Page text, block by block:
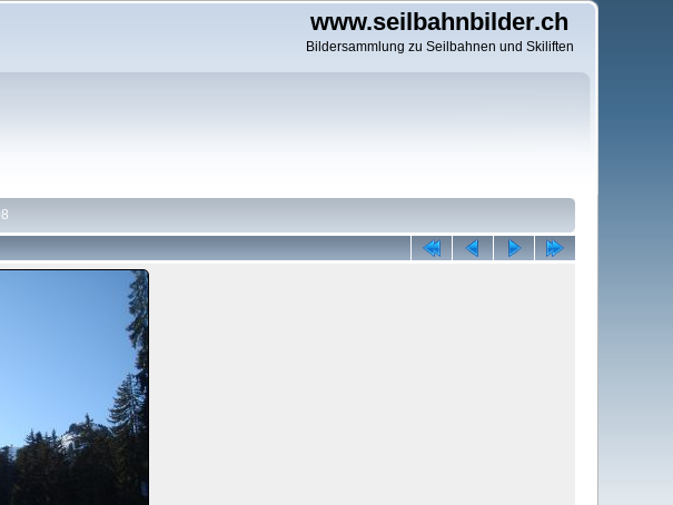
www.seilbahnbilder.ch
Bildersammlung zu Seilbahnen und Skiliften